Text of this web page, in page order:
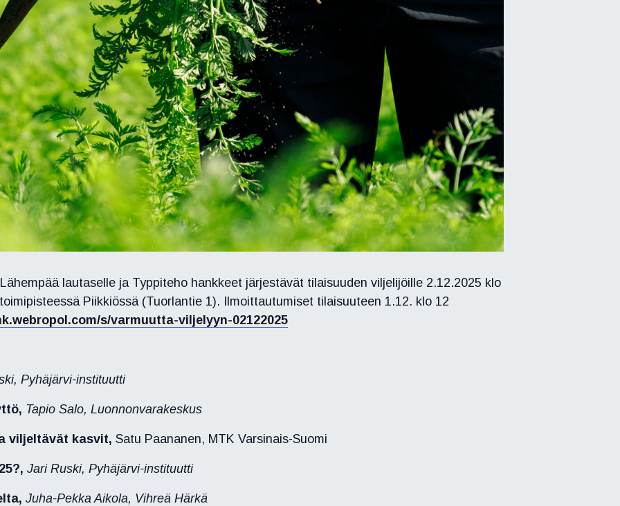
lautaselle ja Typpiteho hankkeet järjestävät tilaisuuden viljelijöille 2.12.2025 klo
Piikkiössä (Tuorlantie 1). Ilmoittautumiset tilaisuuteen 1.12. klo 12
s/varmuutta-viljelyyn-02122025
Pyhäjärvi-instituutti
Tapio Salo, Luonnonvarakeskus
viljeltävät kasvit, Satu Paananen, MTK Varsinais-Suomi
Jari Ruski, Pyhäjärvi-instituutti
Juha-Pekka Aikola, Vihreä Härkä